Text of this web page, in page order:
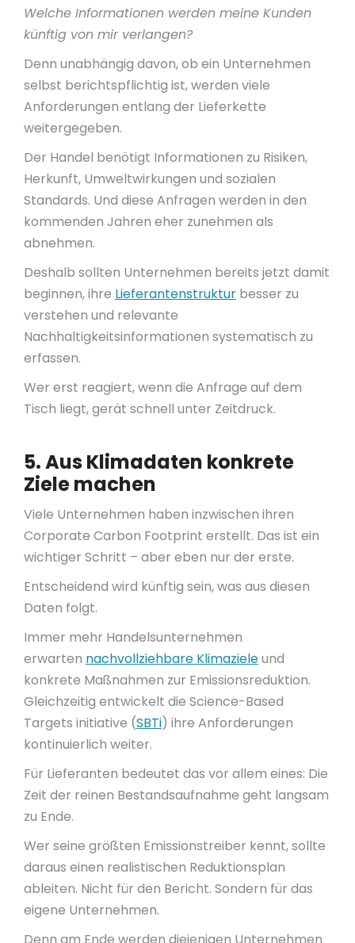
Welche Informationen werden meine Kunden
künftig von mir verlangen?
Denn unabhängig davon, ob ein Unternehmen
selbst berichtspflichtig ist, werden viele
Anforderungen entlang der Lieferkette
weitergegeben.
Der Handel benötigt Informationen zu Risiken,
Herkunft, Umweltwirkungen und sozialen
Standards. Und diese Anfragen werden in den
kommenden Jahren eher zunehmen als
abnehmen.
Deshalb sollten Unternehmen bereits jetzt damit
beginnen, ihre Lieferantenstruktur besser zu
verstehen und relevante
Nachhaltigkeitsinformationen systematisch zu
erfassen.
Wer erst reagiert, wenn die Anfrage auf dem
Tisch liegt, gerät schnell unter Zeitdruck.
5. Aus Klimadaten konkrete
Ziele machen
Viele Unternehmen haben inzwischen ihren
Corporate Carbon Footprint erstellt. Das ist ein
wichtiger Schritt – aber eben nur der erste.
Entscheidend wird künftig sein, was aus diesen
Daten folgt.
Immer mehr Handelsunternehmen
erwarten nachvollziehbare Klimazieleund
konkrete Maßnahmen zur Emissionsreduktion.
Gleichzeitig entwickelt die Science-Based
Targets initiative (SBTi) ihre Anforderungen
kontinuierlich weiter.
Für Lieferanten bedeutet das vor allem eines: Die
Zeit der reinen Bestandsaufnahme geht langsam
zu Ende.
Wer seine größten Emissionstreiber kennt, sollte
daraus einen realistischen Reduktionsplan
ableiten. Nicht für den Bericht. Sondern für das
eigene Unternehmen.